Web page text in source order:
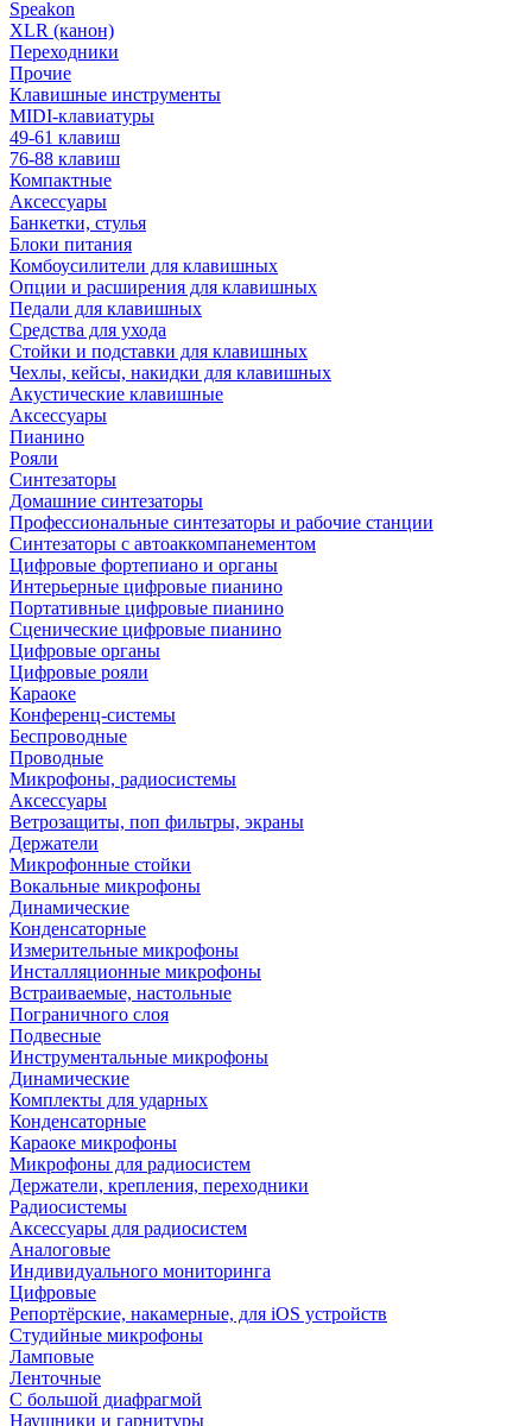
Speakon
XLR (канон)
Переходники
Прочие
Клавишные инструменты
MIDI-клавиатуры
49-61 клавиш
76-88 клавиш
Компактные
Аксессуары
Банкетки, стулья
Блоки питания
Комбоусилители для клавишных
Опции и расширения для клавишных
Педали для клавишных
Средства для ухода
Стойки и подставки для клавишных
Чехлы, кейсы, накидки для клавишных
Акустические клавишные
Аксессуары
Пианино
Рояли
Синтезаторы
Домашние синтезаторы
Профессиональные синтезаторы и рабочие станции
Синтезаторы с автоаккомпанементом
Цифровые фортепиано и органы
Интерьерные цифровые пианино
Портативные цифровые пианино
Сценические цифровые пианино
Цифровые органы
Цифровые рояли
Караоке
Конференц-системы
Беспроводные
Проводные
Микрофоны, радиосистемы
Аксессуары
Ветрозащиты, поп фильтры, экраны
Держатели
Микрофонные стойки
Вокальные микрофоны
Динамические
Конденсаторные
Измерительные микрофоны
Инсталляционные микрофоны
Встраиваемые, настольные
Пограничного слоя
Подвесные
Инструментальные микрофоны
Динамические
Комплекты для ударных
Конденсаторные
Караоке микрофоны
Микрофоны для радиосистем
Держатели, крепления, переходники
Радиосистемы
Аксессуары для радиосистем
Аналоговые
Индивидуального мониторинга
Цифровые
Репортёрские, накамерные, для iOS устройств
Студийные микрофоны
Ламповые
Ленточные
С большой диафрагмой
Наушники и гарнитуры